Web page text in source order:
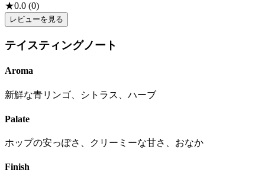
★0.0 (0)
レビューを見る
テイスティングノート
Aroma
新鮮な青リンゴ、シトラス、ハーブ
Palate
ホップの安っぽさ、クリーミーな甘さ、おなか
Finish